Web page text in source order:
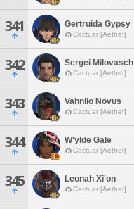
341 Gertruida Gypsy
Cactuar [Aether]
342 Sergei Milovasch
Cactuar [Aether]
343 Vahnilo Novus
Cactuar [Aether]
344 W'ylde Gale
Cactuar [Aether]
345 Leonah Xi'on
Cactuar [Aether]